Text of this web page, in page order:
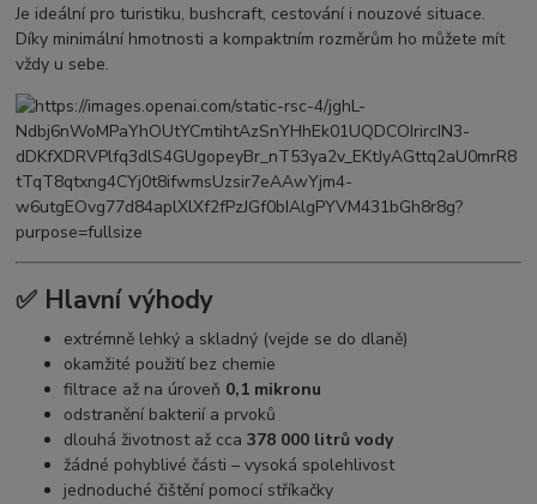
Je ideální pro turistiku, bushcraft, cestování i nouzové situace.
Díky minimální hmotnosti a kompaktním rozměrům ho můžete mít
vždy u sebe.
✅ Hlavní výhody
extrémně lehký a skladný (vejde se do dlaně)
okamžité použití bez chemie
filtrace až na úroveň 0,1 mikronu
odstranění bakterií a prvoků
dlouhá životnost až cca378 000 litrů vody
žádné pohyblivé části – vysoká spolehlivost
jednoduché čištění pomocí stříkačky